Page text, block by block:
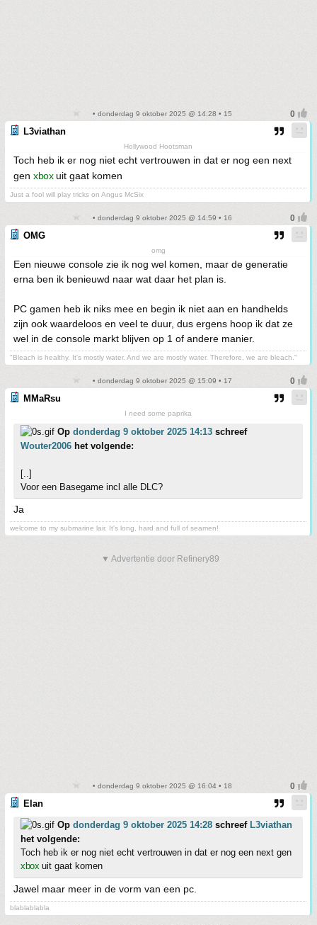
• donderdag 9 oktober 2025 @ 14:28 • 15
L3viathan
Hollywood Hootsman
Toch heb ik er nog niet echt vertrouwen in dat er nog een next
gen xboxuit gaat komen
Just a fool will play tricks on Angus McSix
• donderdag 9 oktober 2025 @ 14:59 • 16
OMG
omg
Een nieuwe console zie ik nog wel komen, maar de generatie
erna ben ik benieuwd naar wat daar het plan is.
PC gamen heb ik niks mee en begin ik niet aan en handhelds
zijn ook waardeloos en veel te duur, dus ergens hoop ik dat ze
wel in de console markt blijven op 1 of andere manier.
"Bleach is healthy. It's mostly water. And we are mostly water. Therefore, we are bleach."
• donderdag 9 oktober 2025 @ 15:09 • 17
MMaRsu
I need some paprika
Op donderdag 9 oktober 2025 14:13 schreef
Wouter2006 het volgende:
[..]
Voor een Basegame incl alle DLC?
Ja
welcome to my submarine lair. It's long, hard and full of seamen!
▼ Advertentie door Refinery89
• donderdag 9 oktober 2025 @ 16:04 • 18
Elan
Op donderdag 9 oktober 2025 14:28 schreef L3viathan
het volgende:
Toch heb ik er nog niet echt vertrouwen in dat er nog een next gen
xbox uit gaat komen
Jawel maar meer in de vorm van een pc.
blablablabla